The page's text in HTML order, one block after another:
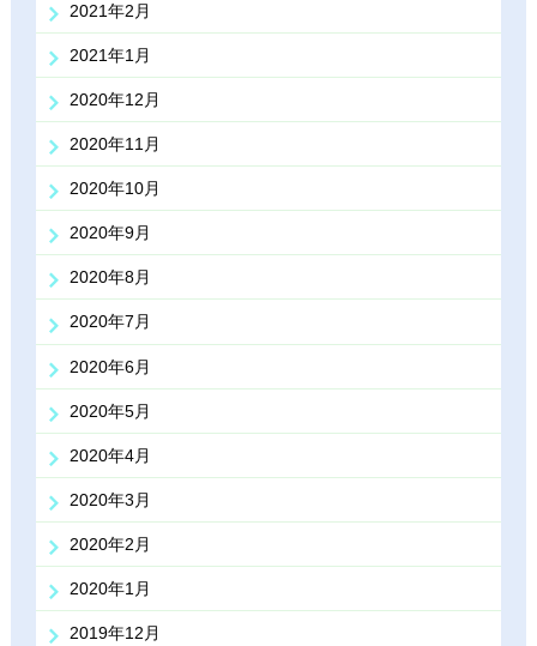
2021年2月
2021年1月
2020年12月
2020年11月
2020年10月
2020年9月
2020年8月
2020年7月
2020年6月
2020年5月
2020年4月
2020年3月
2020年2月
2020年1月
2019年12月